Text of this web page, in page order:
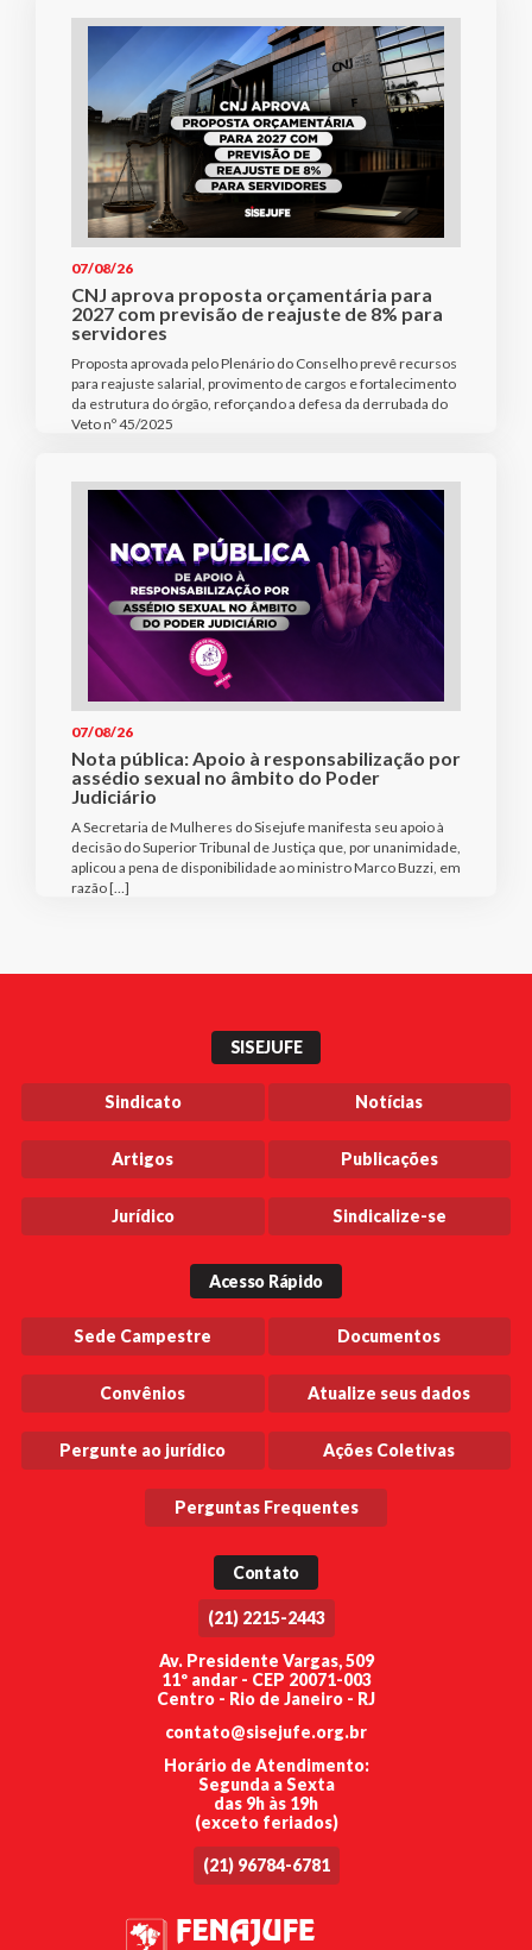
07/08/26
CNJ aprova proposta orçamentária para
2027 com previsão de reajuste de 8% para
servidores
Proposta aprovada pelo Plenário do Conselho prevê recursos
para reajuste salarial, provimento de cargos e fortalecimento
da estrutura do órgão, reforçando a defesa da derrubada do
Veto nº 45/2025
07/08/26
Nota pública: Apoio à responsabilização por
assédio sexual no âmbito do Poder
Judiciário
A Secretaria de Mulheres do Sisejufe manifesta seu apoio à
decisão do Superior Tribunal de Justiça que, por unanimidade,
aplicou a pena de disponibilidade ao ministro Marco Buzzi, em
razão […]
SISEJUFE
Sindicato Notícias
Artigos Publicações
Jurídico Sindicalize-se
Acesso Rápido
Sede Campestre Documentos
Convênios Atualize seus dados
Pergunte ao jurídico Ações Coletivas
Perguntas Frequentes
Contato
(21) 2215-2443
Av. Presidente Vargas, 509
11º andar - CEP 20071-003
Centro - Rio de Janeiro - RJ
contato@sisejufe.org.br
Horário de Atendimento:
Segunda a Sexta
das 9h às 19h
(exceto feriados)
(21) 96784-6781